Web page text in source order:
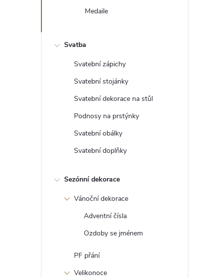
e
Medaile
Svatba
Svatební zápichy
Svatební stojánky
Svatební dekorace na stůl
Podnosy na prstýnky
Svatební obálky
Svatební doplňky
Sezónní dekorace
Vánoční dekorace
Adventní čísla
Ozdoby se jménem
PF přání
Velikonoce